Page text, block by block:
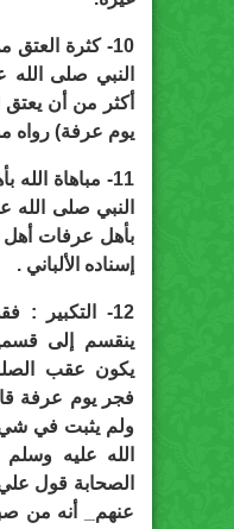
10- كثرة
النبي صلى
أكثر من أن يعتق
يوم عرفة) رواه
11- مباهاة
النبي صلى الله
بأهل عرفات
إسناده الألباني .
12- التكبير :
ينقسم إلى
يكون عقب
فجر يوم عرفة
ولم يثبت في
الله عليه
الصحابة قول
عنهم_ أنه من